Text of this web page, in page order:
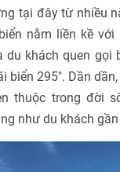
tại đây từ nhiều
nằm liền kề
du khách quen gọi
biển 295". Dần
thuộc trong đời
như du khách gần